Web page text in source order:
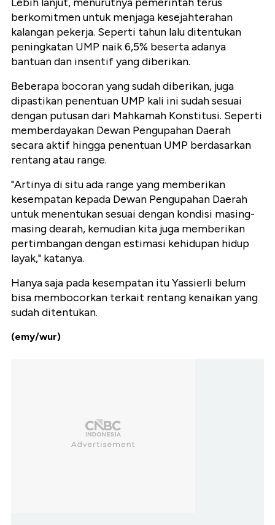
berkomitmen untuk menjaga kesejahterahan
kalangan pekerja. Seperti tahun lalu ditentukan
peningkatan UMP naik 6,5% beserta adanya
bantuan dan insentif yang diberikan.
Beberapa bocoran yang sudah diberikan, juga
dipastikan penentuan UMP kali ini sudah sesuai
dengan putusan dari Mahkamah Konstitusi. Seperti
memberdayakan Dewan Pengupahan Daerah
secara aktif hingga penentuan UMP berdasarkan
rentang atau range.
"Artinya di situ ada range yang memberikan
kesempatan kepada Dewan Pengupahan Daerah
untuk menentukan sesuai dengan kondisi masing-
masing dearah, kemudian kita juga memberikan
pertimbangan dengan estimasi kehidupan hidup
layak," katanya.
Hanya saja pada kesempatan itu Yassierli belum
bisa membocorkan terkait rentang kenaikan yang
sudah ditentukan.
(emy/wur)